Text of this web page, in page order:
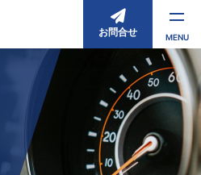
お問合せ MENU